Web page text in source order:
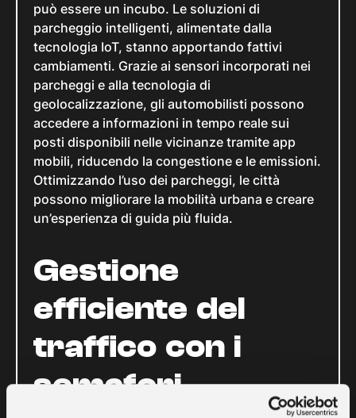
può essere un incubo. Le soluzioni di
parcheggio intelligenti, alimentate dalla
tecnologia IoT, stanno apportando fattivi
cambiamenti. Grazie ai sensori incorporati nei
parcheggi e alla tecnologia di
geolocalizzazione, gli automobilisti possono
accedere a informazioni in tempo reale sui
posti disponibili nelle vicinanze tramite app
mobili, riducendo la congestione e le emissioni.
Ottimizzando l’uso dei parcheggi, le città
possono migliorare la mobilità urbana e creare
un’esperienza di guida più fluida.
Gestione
efficiente del
traffico con i
semafori